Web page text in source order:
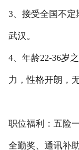
3、接受全国不定
武汉。
4、年龄22-36岁
力，性格开朗，
职位福利：五险
全勤奖、通讯补